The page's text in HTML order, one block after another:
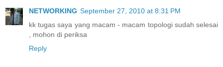
NETWORKING September 27, 2010 at 8:31 PM
kk tugas saya yang macam - macam topologi sudah selesai
, mohon di periksa
Reply